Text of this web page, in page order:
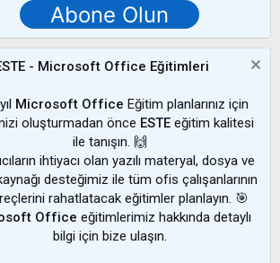
Abone Olun
- Microsoft Office Eğitimleri
Microsoft Office Eğitim planlarınız için
oluşturmadan önce ESTE eğitim kalitesi
ile tanışın. 🙌
ihtiyacı olan yazılı materyal, dosya ve
desteğimiz ile tüm ofis çalışanlarının
rahatlatacak eğitimler planlayın. 🎯
Office eğitimlerimiz hakkında detaylı
bilgi için bize ulaşın.